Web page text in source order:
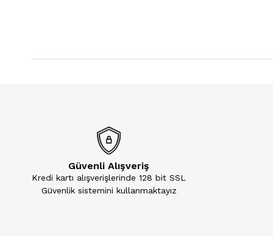
Güvenli Alışveriş
Kredi kartı alışverişlerinde 128 bit SSL
Güvenlik sistemini kullanmaktayız